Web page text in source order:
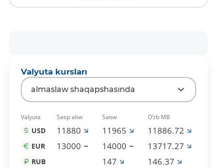
Valyuta kursları
almaslaw shaqapshasında
Valyuta Satıp alıw Satıw O‘zb MB
USD 11880 11965 11886.72
EUR 13000 14000 13717.27
RUB 147 146.37